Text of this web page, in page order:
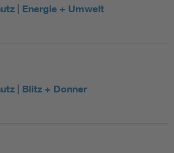
| Energie + Umwelt
| Blitz + Donner